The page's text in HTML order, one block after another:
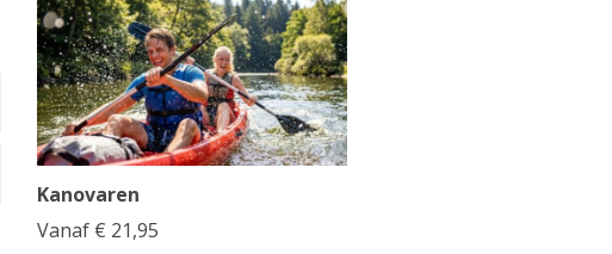
Kanovaren
Vanaf € 21,95